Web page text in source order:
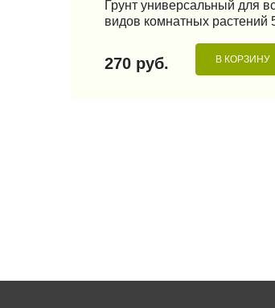
КУПИТЬ В 1 КЛИК
Грунт универсальный для
видов комнатных растений
270 руб. В КОРЗИНУ